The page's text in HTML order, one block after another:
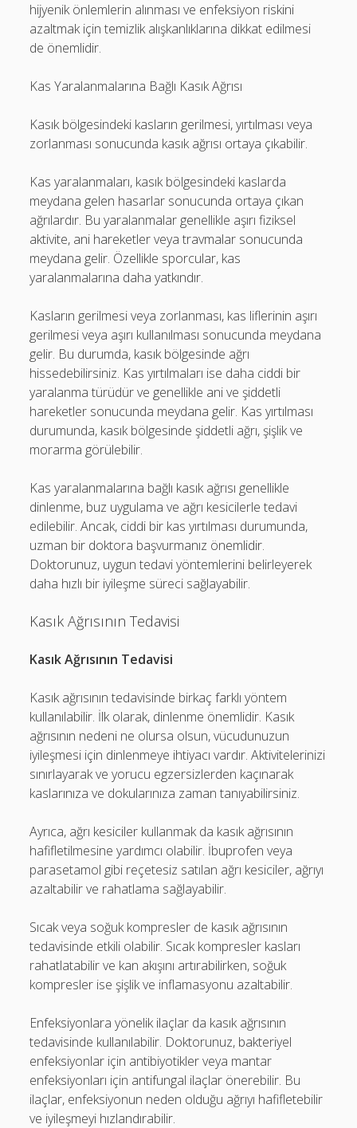
hijyenik önlemlerin alınması ve enfeksiyon riskini
azaltmak için temizlik alışkanlıklarına dikkat edilmesi
de önemlidir.
Kas Yaralanmalarına Bağlı Kasık Ağrısı
Kasık bölgesindeki kasların gerilmesi, yırtılması veya
zorlanması sonucunda kasık ağrısı ortaya çıkabilir.
Kas yaralanmaları, kasık bölgesindeki kaslarda
meydana gelen hasarlar sonucunda ortaya çıkan
ağrılardır. Bu yaralanmalar genellikle aşırı fiziksel
aktivite, ani hareketler veya travmalar sonucunda
meydana gelir. Özellikle sporcular, kas
yaralanmalarına daha yatkındır.
Kasların gerilmesi veya zorlanması, kas liflerinin aşırı
gerilmesi veya aşırı kullanılması sonucunda meydana
gelir. Bu durumda, kasık bölgesinde ağrı
hissedebilirsiniz. Kas yırtılmaları ise daha ciddi bir
yaralanma türüdür ve genellikle ani ve şiddetli
hareketler sonucunda meydana gelir. Kas yırtılması
durumunda, kasık bölgesinde şiddetli ağrı, şişlik ve
morarma görülebilir.
Kas yaralanmalarına bağlı kasık ağrısı genellikle
dinlenme, buz uygulama ve ağrı kesicilerle tedavi
edilebilir. Ancak, ciddi bir kas yırtılması durumunda,
uzman bir doktora başvurmanız önemlidir.
Doktorunuz, uygun tedavi yöntemlerini belirleyerek
daha hızlı bir iyileşme süreci sağlayabilir.
Kasık Ağrısının Tedavisi
Kasık Ağrısının Tedavisi
Kasık ağrısının tedavisinde birkaç farklı yöntem
kullanılabilir. İlk olarak, dinlenme önemlidir. Kasık
ağrısının nedeni ne olursa olsun, vücudunuzun
iyileşmesi için dinlenmeye ihtiyacı vardır. Aktivitelerinizi
sınırlayarak ve yorucu egzersizlerden kaçınarak
kaslarınıza ve dokularınıza zaman tanıyabilirsiniz.
Ayrıca, ağrı kesiciler kullanmak da kasık ağrısının
hafifletilmesine yardımcı olabilir. İbuprofen veya
parasetamol gibi reçetesiz satılan ağrı kesiciler, ağrıyı
azaltabilir ve rahatlama sağlayabilir.
Sıcak veya soğuk kompresler de kasık ağrısının
tedavisinde etkili olabilir. Sıcak kompresler kasları
rahatlatabilir ve kan akışını artırabilirken, soğuk
kompresler ise şişlik ve inflamasyonu azaltabilir.
Enfeksiyonlara yönelik ilaçlar da kasık ağrısının
tedavisinde kullanılabilir. Doktorunuz, bakteriyel
enfeksiyonlar için antibiyotikler veya mantar
enfeksiyonları için antifungal ilaçlar önerebilir. Bu
ilaçlar, enfeksiyonun neden olduğu ağrıyı hafifletebilir
ve iyileşmeyi hızlandırabilir.